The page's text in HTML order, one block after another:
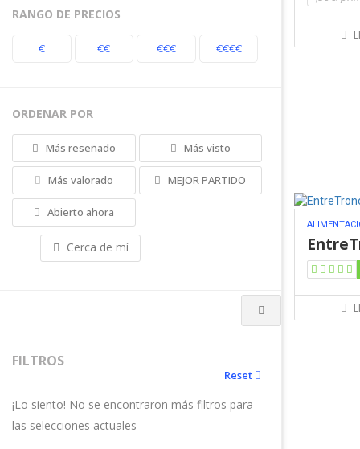
RANGO DE PRECIOS
€ €€ €€€ €€€€
ORDENAR POR
Más reseñado Más visto
Más valorado MEJOR PARTIDO
Abierto ahora
Cerca de mí
FILTROS
Reset
¡Lo siento! No se encontraron más filtros para
las selecciones actuales